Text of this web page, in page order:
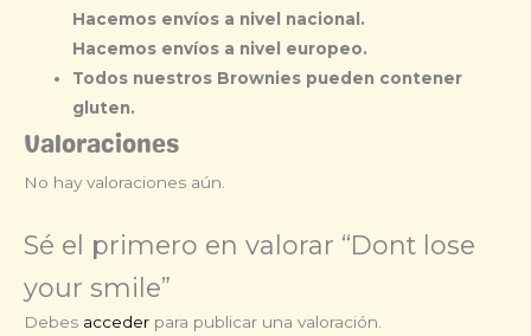
Hacemos envíos a nivel nacional.
Hacemos envíos a nivel europeo.
Todos nuestros Brownies pueden contener
gluten.
Valoraciones
No hay valoraciones aún.
Sé el primero en valorar “Dont lose
your smile”
Debes acceder para publicar una valoración.